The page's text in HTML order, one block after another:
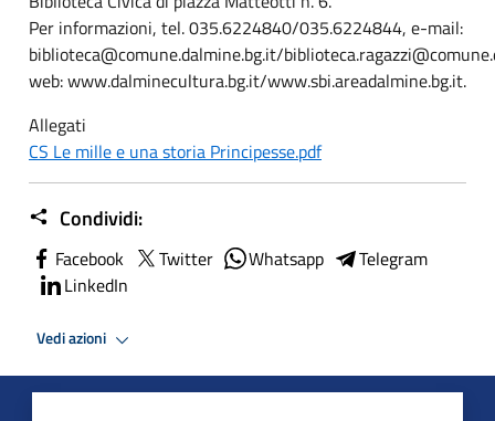
Per informazioni, tel. 035.6224840/035.6224844, e-mail:
biblioteca@comune.dalmine.bg.it/
web: www.dalminecultura.bg.it/www.sbi.areadalmine.bg.it.
Allegati
CS Le mille e una storia Principesse.pdf
Condividi:
Facebook Twitter Whatsapp
Telegram
LinkedIn
Vedi azioni